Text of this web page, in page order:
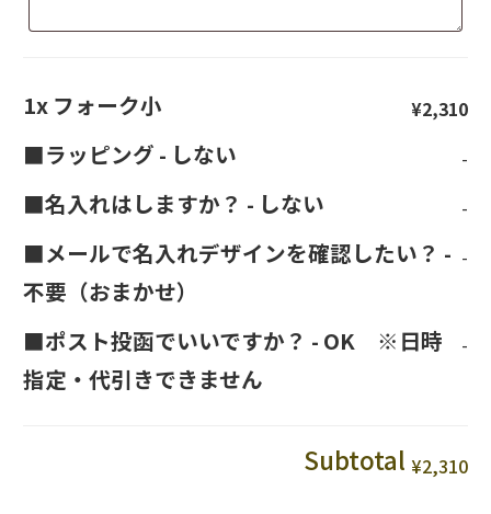
1x フォーク小 ¥2,310
■ラッピング - しない -
■名入れはしますか？ - しない -
■メールで名入れデザインを確認したい？ -
不要（おまかせ）
-
■ポスト投函でいいですか？ - OK ※日時
指定・代引きできません
-
Subtotal ¥2,310